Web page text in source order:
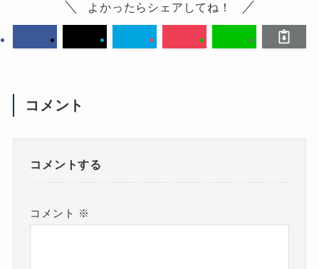
よかったらシェアしてね！
コメント
コメントする
コメント ※